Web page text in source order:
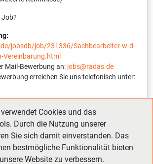
Job?
jobsdb/job/231336/Sachbearbeiter-w-d-
Vereinbarung.html
Mail-Bewerbung an: jobs@radas.de
erreichen Sie uns telefonisch unter:
Cookies und das
Durch die Nutzung unserer
Sie sich damit einverstanden. Das
bestmögliche Funktionalität bieten
Website zu verbessern.